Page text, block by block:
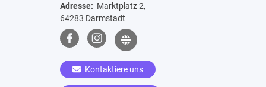
Adresse: Marktplatz 2,
64283 Darmstadt
Kontaktiere uns